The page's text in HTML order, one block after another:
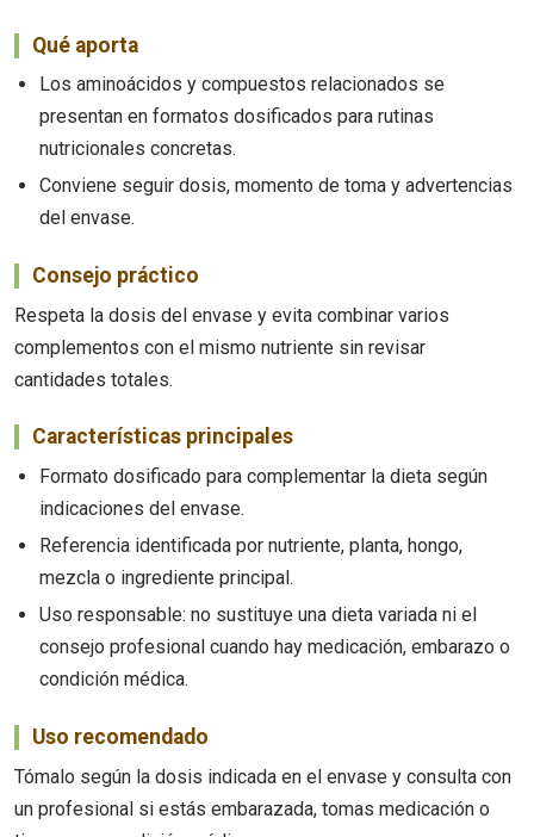
Qué aporta
Los aminoácidos y compuestos relacionados se
presentan en formatos dosificados para rutinas
nutricionales concretas.
Conviene seguir dosis, momento de toma y advertencias
del envase.
Consejo práctico
Respeta la dosis del envase y evita combinar varios
complementos con el mismo nutriente sin revisar
cantidades totales.
Características principales
Formato dosificado para complementar la dieta según
indicaciones del envase.
Referencia identificada por nutriente, planta, hongo,
mezcla o ingrediente principal.
Uso responsable: no sustituye una dieta variada ni el
consejo profesional cuando hay medicación, embarazo o
condición médica.
Uso recomendado
Tómalo según la dosis indicada en el envase y consulta con
un profesional si estás embarazada, tomas medicación o